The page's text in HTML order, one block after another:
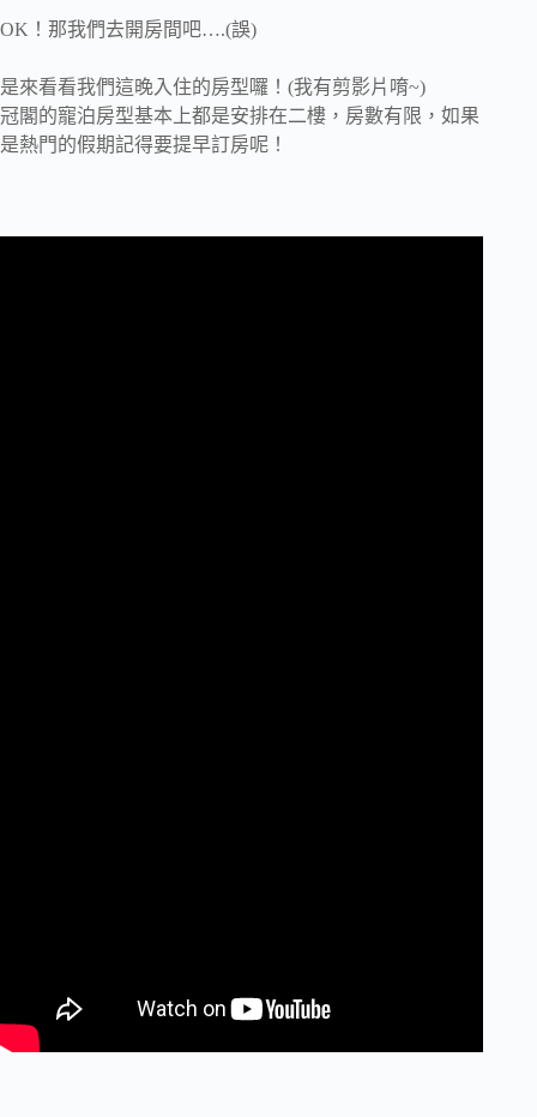
OK！那我們去開房間吧….(誤)
是來看看我們這晚入住的房型囉！(我有剪影片唷~)
冠閣的寵泊房型基本上都是安排在二樓，房數有限，如果
是熱門的假期記得要提早訂房呢！